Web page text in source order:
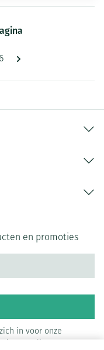
pagina
Pagina
6
en promoties
in voor onze